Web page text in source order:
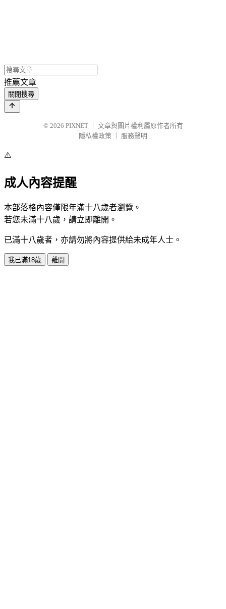
推薦文章
關閉搜尋
© 2026 PIXNET
文章與圖片權利屬原作者所有
隱私權政策
服務聲明
⚠️
成人內容提醒
本部落格內容僅限年滿十八歲者瀏覽。
若您未滿十八歲，請立即離開。
已滿十八歲者，亦請勿將內容提供給未成年人士。
我已滿18歲 離開